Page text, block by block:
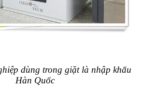
dùng trong giặt là nhập khẩu
Hàn Quốc